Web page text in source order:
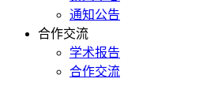
通知公告
合作交流
学术报告
合作交流